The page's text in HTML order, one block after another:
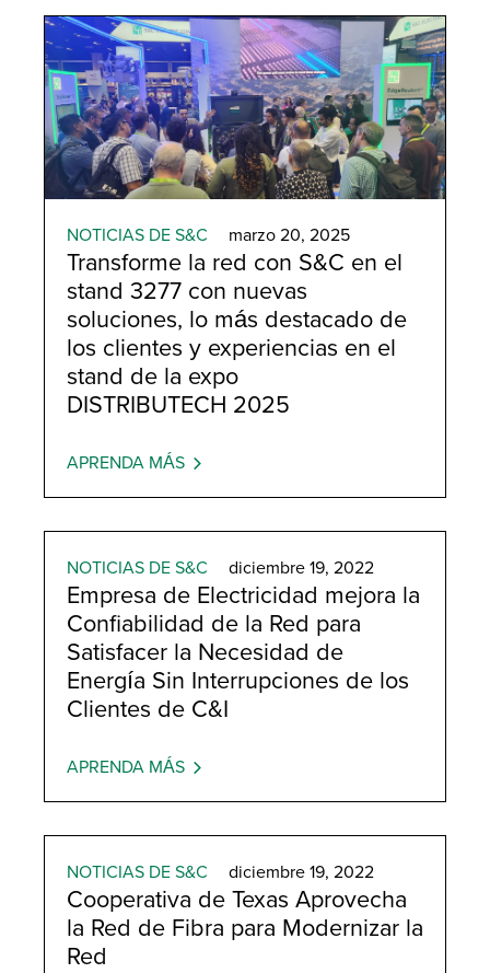
Grid Optimization
NOTICIAS DE S&C marzo 20, 2025
Transforme la red con S&C en el
stand 3277 con nuevas
soluciones, lo más destacado de
los clientes y experiencias en el
stand de la expo
DISTRIBUTECH 2025
APRENDA MÁS
NOTICIAS DE S&C diciembre 19, 2022
Empresa de Electricidad mejora la
Confiabilidad de la Red para
Satisfacer la Necesidad de
Energía Sin Interrupciones de los
Clientes de C&I
APRENDA MÁS
NOTICIAS DE S&C diciembre 19, 2022
Cooperativa de Texas Aprovecha
la Red de Fibra para Modernizar la
Red